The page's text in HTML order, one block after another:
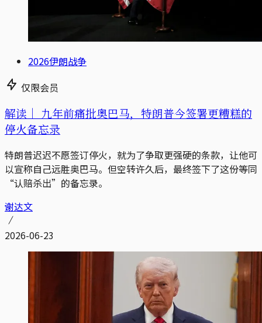
2026伊朗战争
仅限会员
解读｜ 九年前痛批奥巴马，特朗普今签署更糟糕的
停火备忘录
特朗普迟迟不愿签订停火，就为了争取更强硬的条款，让他可
以宣称自己远胜奥巴马。但空转许久后，最终签下了这份等同
“认赔杀出”的备忘录。
谢达文
2026-06-23